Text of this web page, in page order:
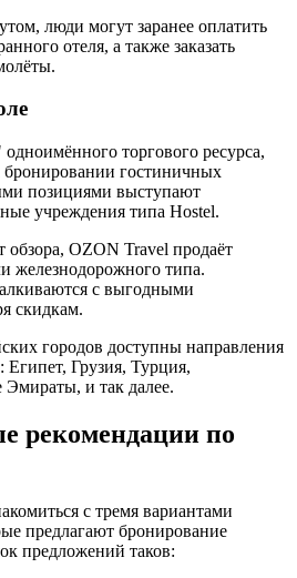
люди могут заранее оплатить
отеля, а также заказать
торгового ресурса,
гостиничных
позициями выступают
учреждения типа Hostel.
OZON Travel продаёт
железнодорожного типа.
с выгодными
скидкам.
городов доступны направления
Египет, Грузия, Турция,
и так далее.
рекомендации по
с тремя вариантами
предлагают бронирование
предложений таков: